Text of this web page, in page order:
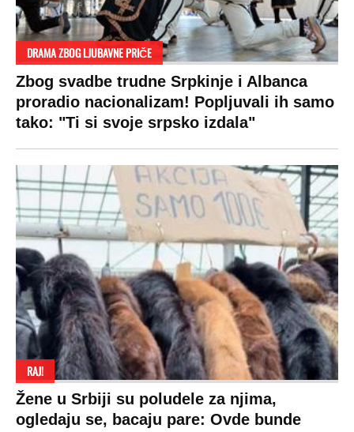
DRAMA ZBOG LJUBAVNE PRIČE
Zbog svadbe trudne Srpkinje i Albanca
proradio nacionalizam! Popljuvali ih samo
tako: "Ti si svoje srpsko izdala"
RAJ!
Žene u Srbiji su poludele za njima,
ogledaju se, bacaju pare: Ovde bunde